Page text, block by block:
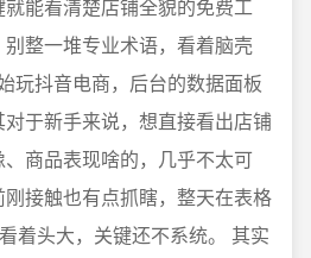
能看清楚店铺全貌的免费工
整一堆专业术语，看着脑壳
玩抖音电商，后台的数据面板
于新手来说，想直接看出店铺
商品表现啥的，几乎不太可
接触也有点抓瞎，整天在表格
着头大，关键还不系统。 其实